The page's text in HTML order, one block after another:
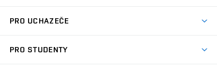
PRO UCHAZEČE
PRO STUDENTY